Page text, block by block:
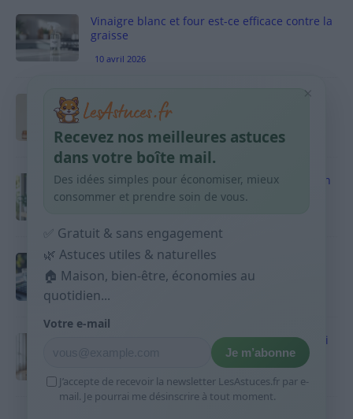
Vinaigre blanc et four est-ce efficace contre la
graisse
10 avril 2026
Taches pigmentaires : routine simple +
habitudes qui aident
9 avril 2026
Produits ménagers : comment économiser en
courses sans acheter 10 sprays
Budget mensuel : méthode rapide pour
répartir son salaire dès le jour de paie
9 avril 2026
Sport 10 minutes par jour est-ce utile et quoi
9 avril 2026
×
Recevez nos meilleures astuces
dans votre boîte mail.
Des idées simples pour économiser, mieux
consommer et prendre soin de vous.
✅ Gratuit & sans engagement
🌿 Astuces utiles & naturelles
🏠 Maison, bien-être, économies au
quotidien...
Votre e-mail
Je m’abonne
J’accepte de recevoir la newsletter LesAstuces.fr par e-
mail. Je pourrai me désinscrire à tout moment.